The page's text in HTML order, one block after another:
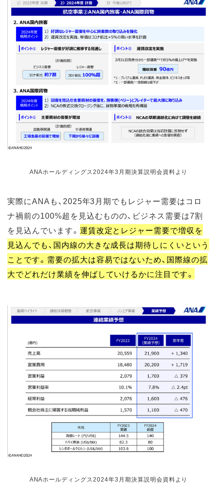
ANAホールディングス2024年3月期決算説明会資料より
実際にANAも、2025年3月期でもレジャー需要はコロ
ナ禍前の100%超を見込むものの、ビジネス需要は7割
を見込んでいます。 運賃改定とレジャー需要で増収を
見込んでも、国内線の大きな成長は期待しにくいという
ことです。需要の拡大は容易ではないため、国際線の拡
大でどれだけ業績を伸ばしていけるかに注目です。
ANAホールディングス2024年3月期決算説明会資料より